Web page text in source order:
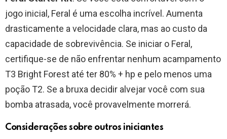
jogo inicial, Feral é uma escolha incrível. Aumenta
drasticamente a velocidade clara, mas ao custo da
capacidade de sobrevivência. Se iniciar o Feral,
certifique-se de não enfrentar nenhum acampamento
T3 Bright Forest até ter 80% + hp e pelo menos uma
poção T2. Se a bruxa decidir alvejar você com sua
bomba atrasada, você provavelmente morrerá.
Considerações sobre outros iniciantes